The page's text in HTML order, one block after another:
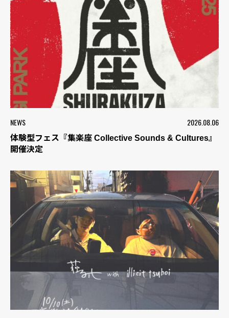
NEWS 2026.08.06
体験型フェス『集楽座 Collective Sounds & Cultures』
開催決定